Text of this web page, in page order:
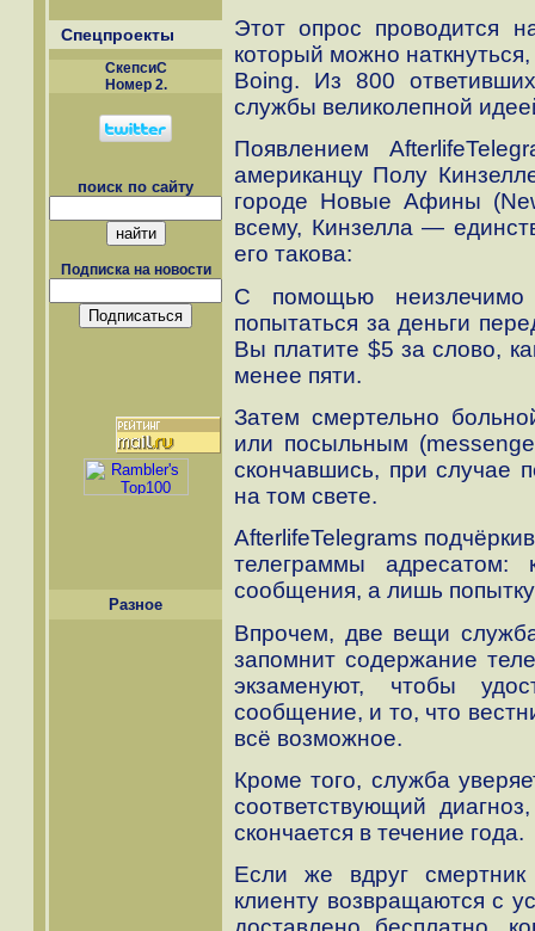
Спецпроекты
СкепсиС
Номер 2.
поиск по сайту
Подписка на новости
Разное
Этот опрос проводится
который можно
Boing. Из 800
службы великолепной
Появлением
американцу Полу
городе Новые Афины
всему, Кинзелла —
его такова:
С помощью неизлечимо
попытаться за деньги
Вы платите $5 за слово,
менее пяти.
Затем смертельно
или посыльным
скончавшись, при случае
на том свете.
AfterlifeTelegrams
телеграммы адресатом:
сообщения, а лишь
Впрочем, две вещи
запомнит содержание
экзаменуют, чтобы
сообщение, и то, что
всё возможное.
Кроме того, служба
соответствующий
скончается в течение года.
Если же вдруг
клиенту возвращаются с